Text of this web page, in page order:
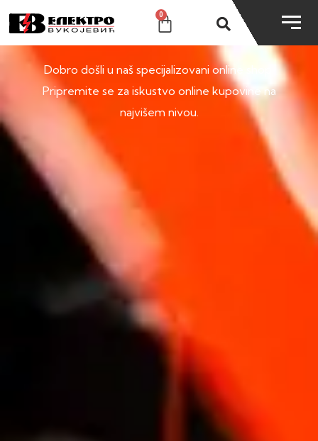
0
SHOP
Dobro došli u naš specijalizovani online shop.
Pripremite se za iskustvo online kupovine na
najvišem nivou.